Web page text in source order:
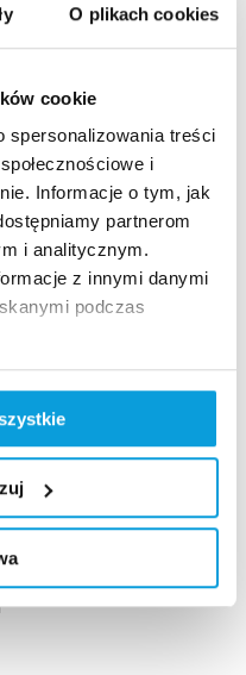
O plikach cookies
cookie
spersonalizowania treści
i
Informacje o tym, jak
partnerom
i analitycznym.
z innymi danymi
podczas
skipassy obowiązujące
Cena obowiązuję w